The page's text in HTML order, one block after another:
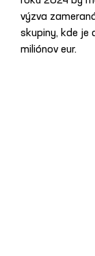
výzva
skupiny, kde je
miliónov eur.